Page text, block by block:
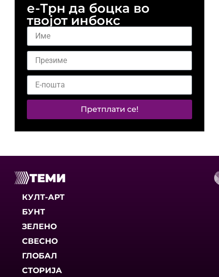
е-Трн да боцка во
твојот инбокс
Претплати се!
ТЕМИ
КУЛТ-АРТ
БУНТ
ЗЕЛЕНО
СВЕСНО
ГЛОБАЛ
СТОРИЈА